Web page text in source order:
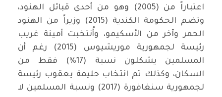
اعتباراً من (2005) وهو من أحدى قبائل الهنود،
وتضم الحكومة الكندية (2015) وزيراً من الهنود
الحمر وآخر من الأسكيمو، وأُنتخبت أمينة غريب
رئيسة لجمهورية موريشيوس (2015) رغم أن
المسلمين يشكلون نسبة (17%) فقط من
السكان، وكذلك تم انتخاب حليمة يعقوب رئيسة
لجمهورية سنغافورة (2017) ونسبة المسلمين لا